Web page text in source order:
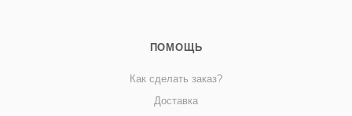
ПОМОЩЬ
Как сделать заказ?
Доставка